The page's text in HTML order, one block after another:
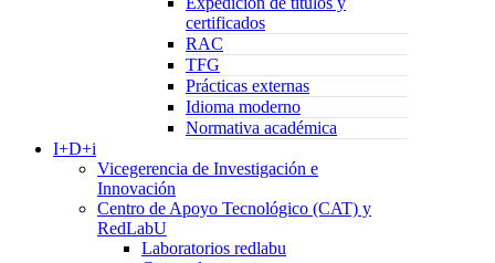
certificados
RAC
TFG
Prácticas externas
Idioma moderno
Normativa académica
I+D+i
Vicegerencia de Investigación e
Innovación
Centro de Apoyo Tecnológico (CAT) y
RedLabU
Laboratorios redlabu